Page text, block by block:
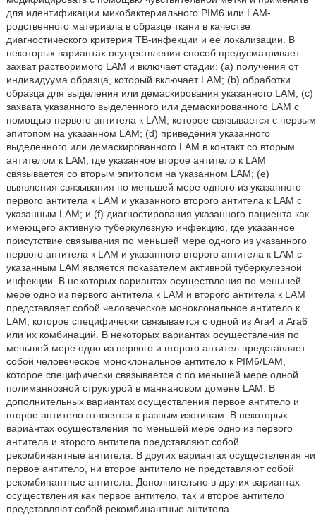
для идентификации микобактериального PIM6 или LAM-
родственного материала в образце ткани в качестве
диагностического критерия ТВ-инфекции и ее локализации. В
некоторых вариантах осуществления способ предусматривает
захват растворимого LAM и включает стадии: (а) получения от
индивидуума образца, который включает LAM; (b) обработки
образца для выделения или демаскирования указанного LAM, (с)
захвата указанного выделенного или демаскированного LAM с
помощью первого антитела к LAM, которое связывается с первым
эпитопом на указанном LAM; (d) приведения указанного
выделенного или демаскированного LAM в контакт со вторым
антителом к LAM, где указанное второе антитело к LAM
связывается со вторым эпитопом на указанном LAM; (е)
выявления связывания по меньшей мере одного из указанного
первого антитела к LAM и указанного второго антитела к LAM с
указанным LAM; и (f) диагностирования указанного пациента как
имеющего активную туберкулезную инфекцию, где указанное
присутствие связывания по меньшей мере одного из указанного
первого антитела к LAM и указанного второго антитела к LAM с
указанным LAM является показателем активной туберкулезной
инфекции. В некоторых вариантах осуществления по меньшей
мере одно из первого антитела к LAM и второго антитела к LAM
представляет собой человеческое моноклональное антитело к
LAM, которое специфически связывается с одной из Ara4 и Ara6
или их комбинаций. В некоторых вариантах осуществления по
меньшей мере одно из первого и второго антител представляет
собой человеческое моноклональное антитело к PIM6/LAM,
которое специфически связывается с по меньшей мере одной
полиманнозной структурой в маннановом домене LAM. В
дополнительных вариантах осуществления первое антитело и
второе антитело относятся к разным изотипам. В некоторых
вариантах осуществления по меньшей мере одно из первого
антитела и второго антитела представляют собой
рекомбинантные антитела. В других вариантах осуществления ни
первое антитело, ни второе антитело не представляют собой
рекомбинантные антитела. Дополнительно в других вариантах
осуществления как первое антитело, так и второе антитело
представляют собой рекомбинантные антитела.